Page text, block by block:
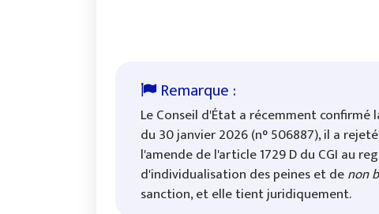
Le Conseil d'État a récemment
du 30 janvier 2026 (n° 506887), il a
l'amende de l'article 1729 D du CGI au
d'individualisation des peines et denon
sanction, et elle tient juridiquement.